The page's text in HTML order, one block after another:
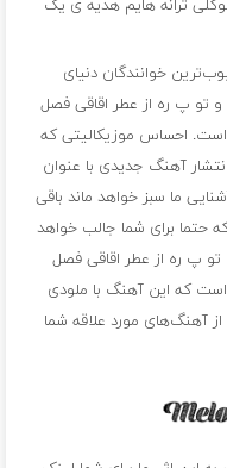
ترانه هایم هدیه ی یک
خوانندگان دنیای
و تو پ ره از عطر اقاقی فصل
است. احساس موزیکالیتی که
آهنگ جدیدی با عنوان
ما سبز خواهد ماند باقی
حتما برای شما جالب خواهد
تو پ ره از عطر اقاقی فصل
که این آهنگ با ملودی
آهنگ‌های مورد علاقه شما